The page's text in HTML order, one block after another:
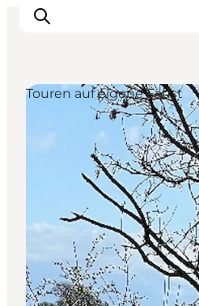
Unterkünfte
Gastronomie
Erlebnisse
Inselhüpfen
Outdoor
Kalender
Touren auf eigene Faust